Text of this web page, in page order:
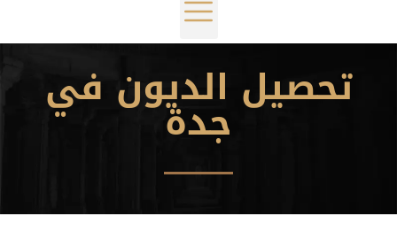
تحصيل الديون في
جدة